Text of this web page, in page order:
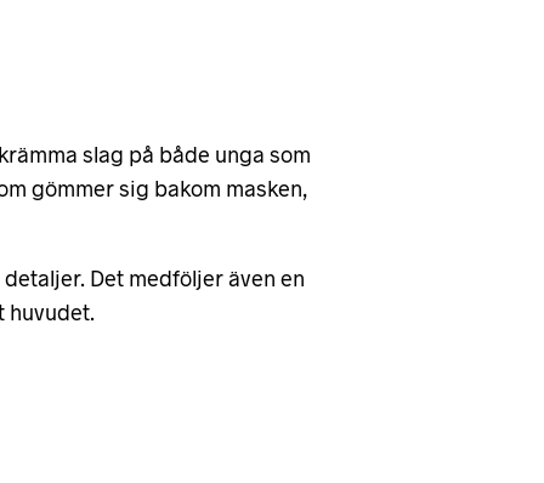
slag på både unga som
gömmer sig bakom masken,
Det medföljer även en
huvudet.